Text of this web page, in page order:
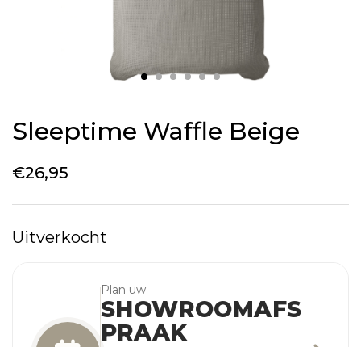
Sleeptime Waffle Beige
€26,95
Uitverkocht
Plan uw
SHOWROOMAFS
PRAAK